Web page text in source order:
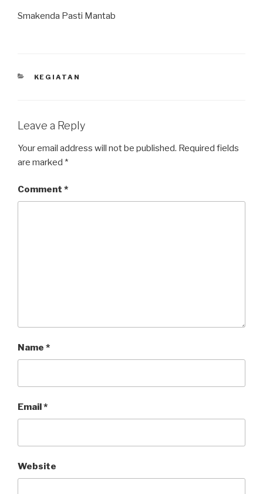
Smakenda Pasti Mantab
KEGIATAN
Leave a Reply
Your email address will not be published. Required fields
are marked *
Comment *
Name *
Email*
Website